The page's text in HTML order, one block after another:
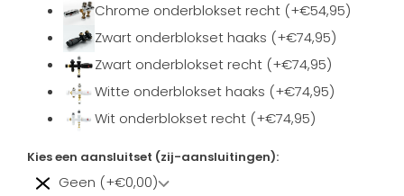
Chrome onderblokset recht (+€54,95)
Zwart onderblokset haaks (+€74,95)
Zwart onderblokset recht (+€74,95)
Witte onderblokset haaks (+€74,95)
Wit onderblokset recht (+€74,95)
Kies een aansluitset (zij-aansluitingen):
Geen (+€0,00)